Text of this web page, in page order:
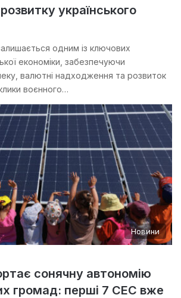
українського
одним із ключових
економіки, забезпечуючи
валютні надходження та розвиток
воєнного…
Новини
сонячну автономію
громад: перші 7 СЕС вже